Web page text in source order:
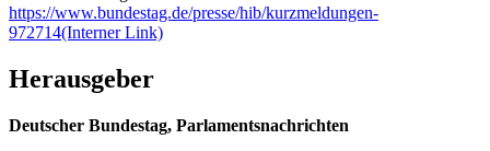
https://www.bundestag.de/presse/hib/kurzmeldungen-
972714(Interner Link)
Herausgeber
Deutscher Bundestag, Parlamentsnachrichten